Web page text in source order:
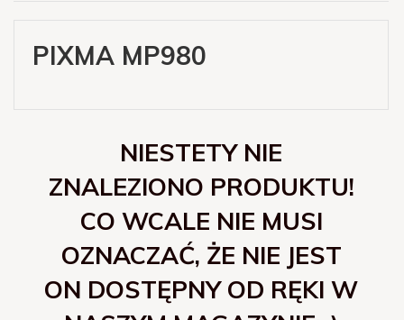
PIXMA MP980
NIESTETY NIE
ZNALEZIONO PRODUKTU!
CO WCALE NIE MUSI
OZNACZAĆ, ŻE NIE JEST
ON DOSTĘPNY OD RĘKI W